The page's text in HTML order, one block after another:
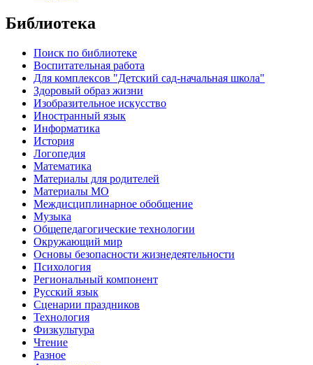
Библиотека
Поиск по библиотеке
Воспитательная работа
Для комплексов "Детский сад-начальная школа"
Здоровый образ жизни
Изобразительное искусство
Иностранный язык
Информатика
История
Логопедия
Математика
Материалы для родителей
Материалы МО
Междисциплинарное обобщение
Музыка
Общепедагогические технологии
Окружающий мир
Основы безопасности жизнедеятельности
Психология
Региональный компонент
Русский язык
Сценарии праздников
Технология
Физкультура
Чтение
Разное